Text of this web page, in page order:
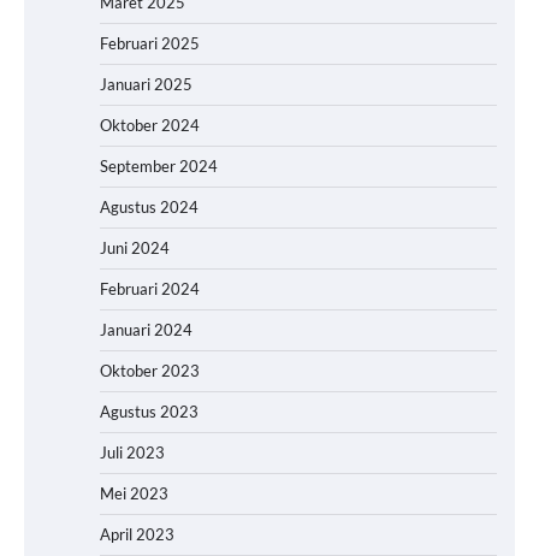
Februari 2025
Januari 2025
Oktober 2024
September 2024
Agustus 2024
Juni 2024
Februari 2024
Januari 2024
Oktober 2023
Agustus 2023
Juli 2023
Mei 2023
April 2023